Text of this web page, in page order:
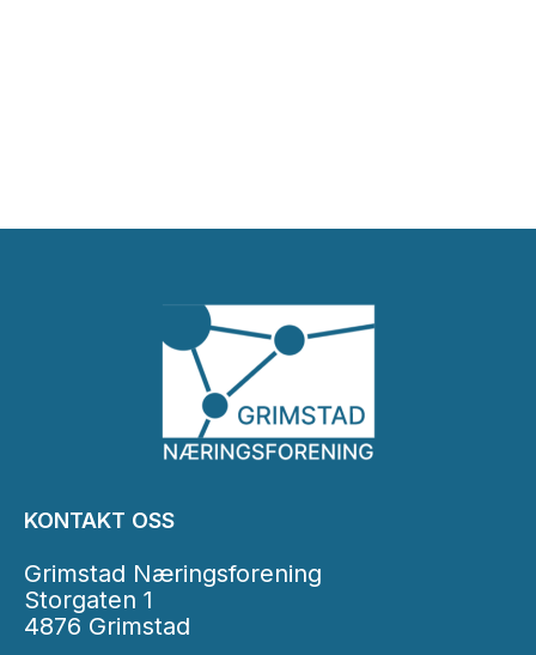
KONTAKT OSS
Grimstad Næringsforening
Storgaten 1
4876 Grimstad